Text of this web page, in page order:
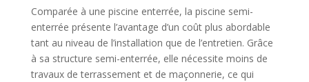
Comparée à une piscine enterrée, la piscine semi-
enterrée présente l’avantage d’un coût plus abordable
tant au niveau de l’installation que de l’entretien. Grâce
à sa structure semi-enterrée, elle nécessite moins de
travaux de terrassement et de maçonnerie, ce qui